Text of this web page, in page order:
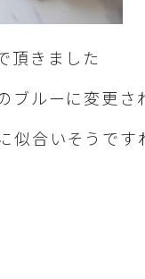
頂きました
ブルーに変更さ
似合いそうです